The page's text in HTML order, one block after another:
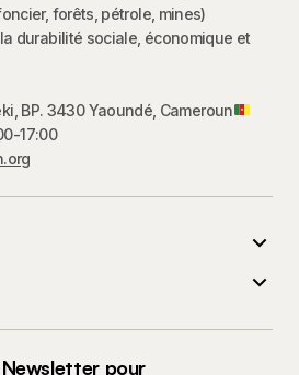
forêts, pétrole, mines)
durabilité sociale, économique et
BP. 3430 Yaoundé, Cameroun
17:00
pour